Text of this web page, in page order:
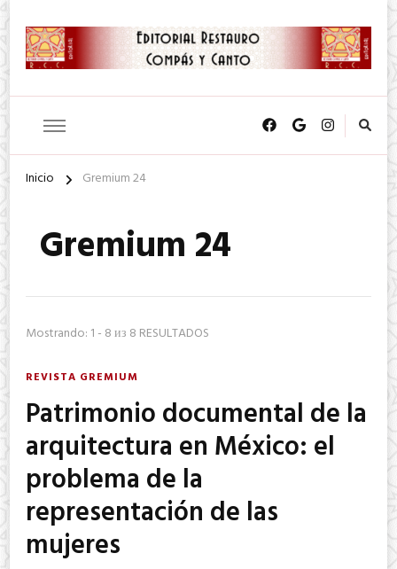
Inicio Gremium 24
Gremium 24
Mostrando: 1 - 8 из 8 RESULTADOS
REVISTA GREMIUM
Patrimonio documental de la
arquitectura en México: el
problema de la
representación de las
mujeres